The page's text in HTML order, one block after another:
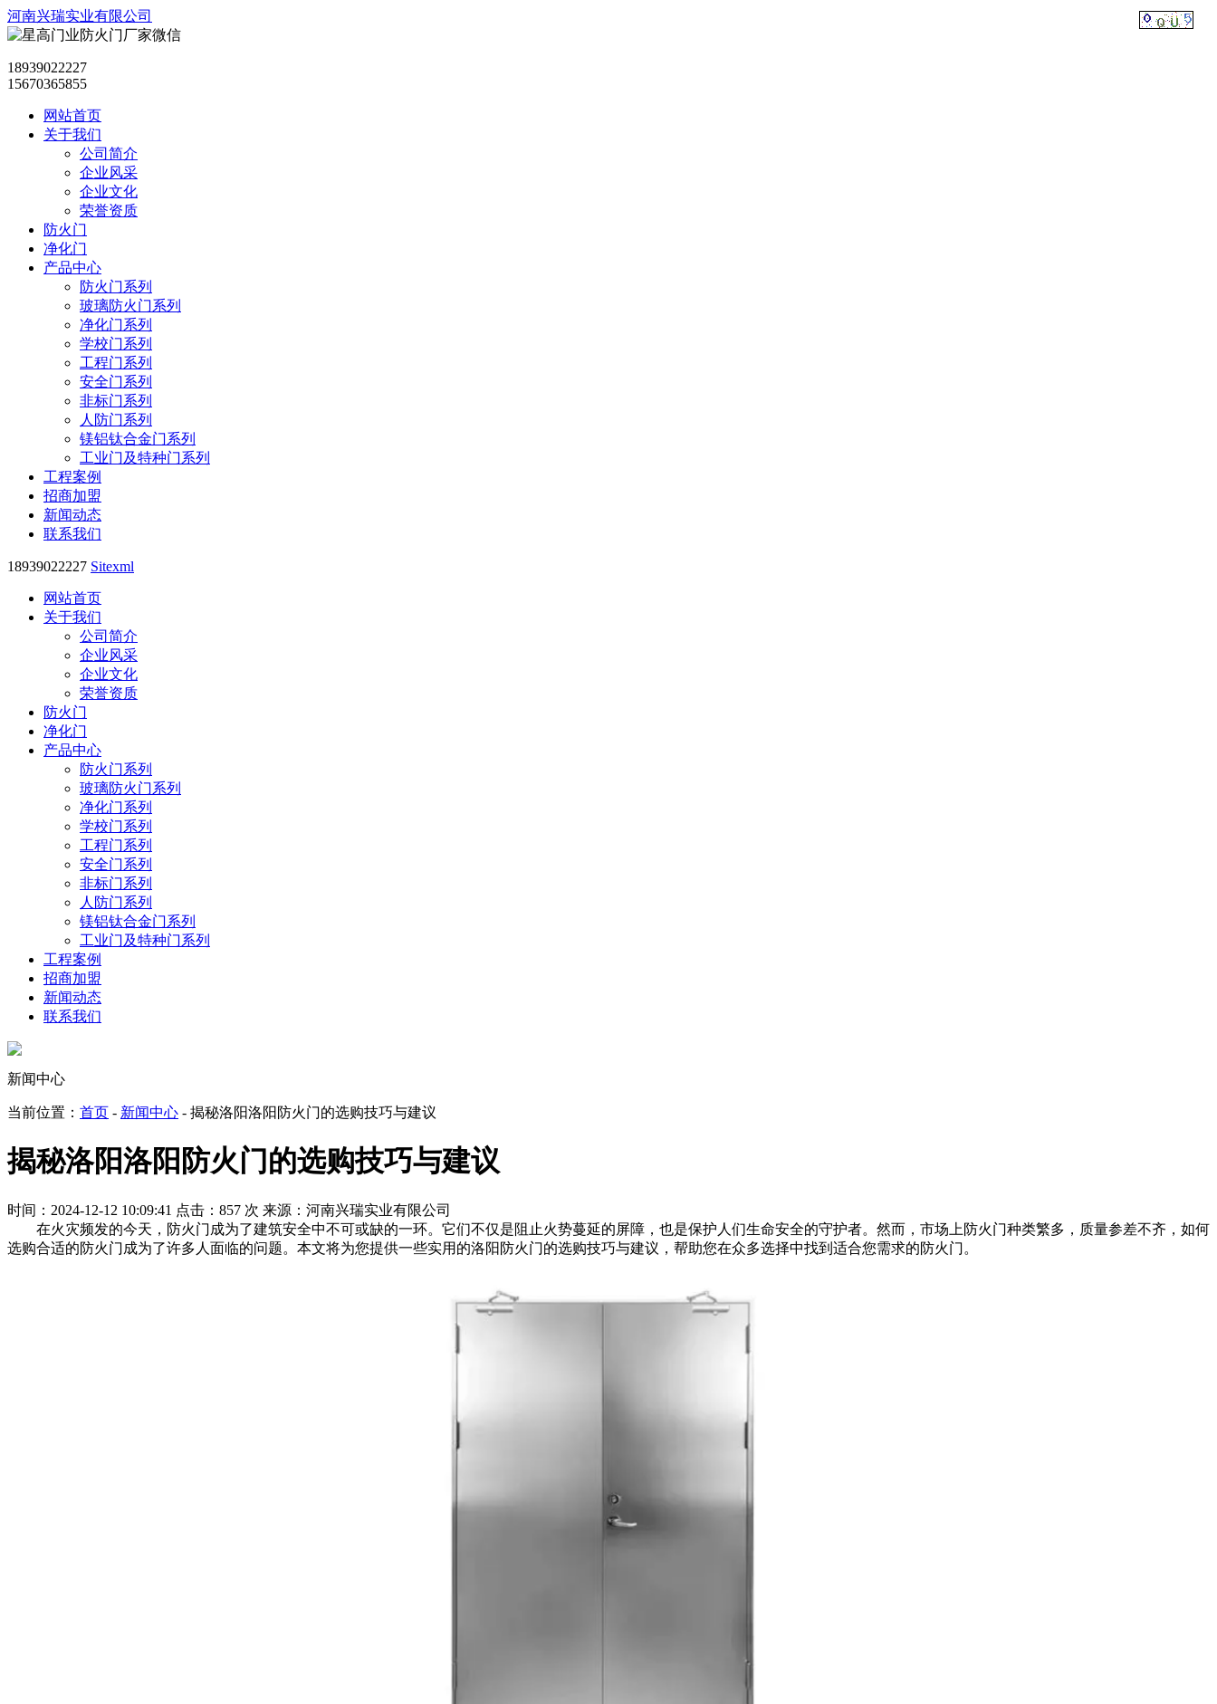
河南兴瑞实业有限公司
18939022227
15670365855
网站首页
关于我们
公司简介
企业风采
企业文化
荣誉资质
防火门
净化门
产品中心
防火门系列
玻璃防火门系列
净化门系列
学校门系列
工程门系列
安全门系列
非标门系列
人防门系列
镁铝钛合金门系列
工业门及特种门系列
工程案例
招商加盟
新闻动态
联系我们
18939022227 Sitexml
网站首页
关于我们
公司简介
企业风采
企业文化
荣誉资质
防火门
净化门
产品中心
防火门系列
玻璃防火门系列
净化门系列
学校门系列
工程门系列
安全门系列
非标门系列
人防门系列
镁铝钛合金门系列
工业门及特种门系列
工程案例
招商加盟
新闻动态
联系我们
新闻中心
当前位置： 首页 - 新闻中心 - 揭秘洛阳洛阳防火门的选购技巧与建议
揭秘洛阳洛阳防火门的选购技巧与建议
时间：2024-12-12 10:09:41 点击：857 次 来源：河南兴瑞实业有限公司
在火灾频发的今天，防火门成为了建筑安全中不可或缺的一环。它们不仅是阻止火势蔓延的屏障，也是保护人们生命安全的守护者。然而，市场上防火门种类繁多，质量参差不齐，如何
选购合适的防火门成为了许多人面临的问题。本文将为您提供一些实用的洛阳防火门的选购技巧与建议，帮助您在众多选择中找到适合您需求的防火门。